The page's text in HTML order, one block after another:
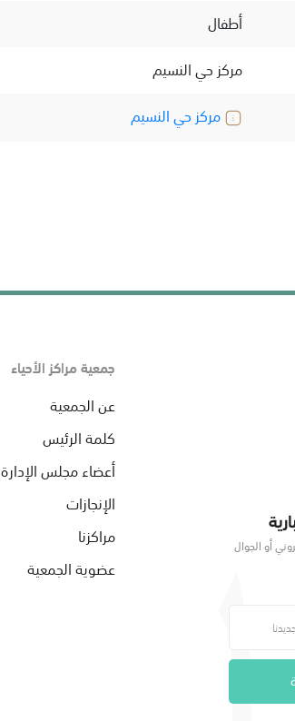
أطفال
مركز حي النسيم
مركز حي النسيم
أو الجوال
جمعية مراكز الأحياء
عن الجمعية
كلمة الرئيس
أعضاء مجلس الإدارة
الإنجازات
مراكزنا
عضوية الجمعية